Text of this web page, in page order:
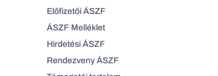
Előfizetői ÁSZF
ÁSZF Melléklet
Hirdetési ÁSZF
Rendezveny ÁSZF